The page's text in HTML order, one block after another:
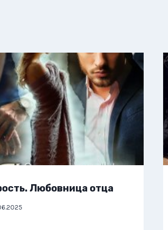
Любовница отца